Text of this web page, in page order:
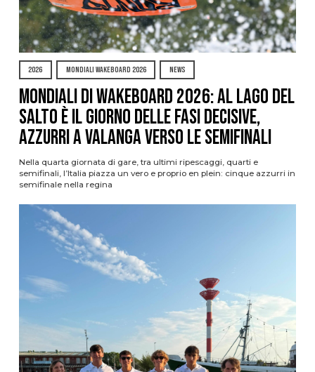
2026 MONDIALI WAKEBOARD 2026 NEWS
Mondiali di Wakeboard 2026: al Lago del
Salto è il giorno delle fasi decisive,
azzurri a valanga verso le semifinali
Nella quarta giornata di gare, tra ultimi ripescaggi, quarti e
semifinali, l’Italia piazza un vero e proprio en plein: cinque azzurri in
semifinale nella regina